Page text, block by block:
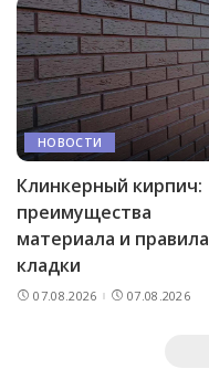
НОВОСТИ
Клинкерный кирпич:
преимущества
материала и правила
кладки
07.08.2026 07.08.2026